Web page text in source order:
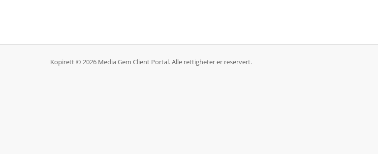
Kopirett © 2026 Media Gem Client Portal. Alle rettigheter er reservert.